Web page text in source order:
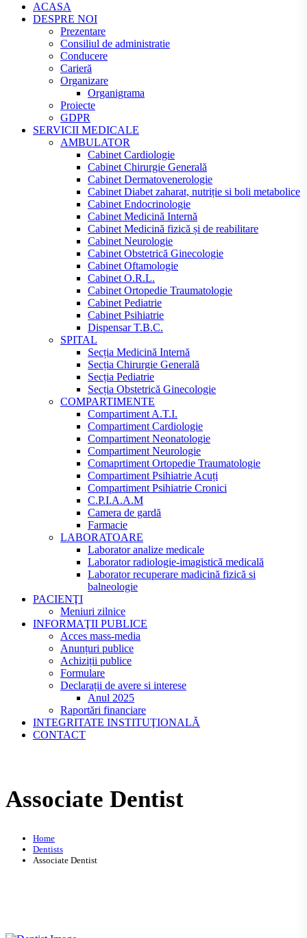
ACASA
DESPRE NOI
Prezentare
Consiliul de administratie
Conducere
Carieră
Organizare
Organigrama
Proiecte
GDPR
SERVICII MEDICALE
AMBULATOR
Cabinet Cardiologie
Cabinet Chirurgie Generală
Cabinet Dermatovenerologie
Cabinet Diabet zaharat, nutriție si boli metabolice
Cabinet Endocrinologie
Cabinet Medicină Internă
Cabinet Medicină fizică și de reabilitare
Cabinet Neurologie
Cabinet Obstetrică Ginecologie
Cabinet Oftamologie
Cabinet O.R.L.
Cabinet Ortopedie Traumatologie
Cabinet Pediatrie
Cabinet Psihiatrie
Dispensar T.B.C.
SPITAL
Secția Medicină Internă
Secția Chirurgie Generală
Secția Pediatrie
Secția Obstetrică Ginecologie
COMPARTIMENTE
Compartiment A.T.I.
Compartiment Cardiologie
Compartiment Neonatologie
Compartiment Neurologie
Comaprtiment Ortopedie Traumatologie
Compartiment Psihiatrie Acuți
Compartiment Psihiatrie Cronici
C.P.I.A.A.M
Camera de gardă
Farmacie
LABORATOARE
Laborator analize medicale
Laborator radiologie-imagistică medicală
Laborator recuperare madicină fizică si
balneologie
PACIENŢI
Meniuri zilnice
INFORMAŢII PUBLICE
Acces mass-media
Anunțuri publice
Achiziții publice
Formulare
Declarații de avere si interese
Anul 2025
Raportări financiare
INTEGRITATE INSTITUŢIONALĂ
CONTACT
Associate Dentist
Home
Dentists
Associate Dentist